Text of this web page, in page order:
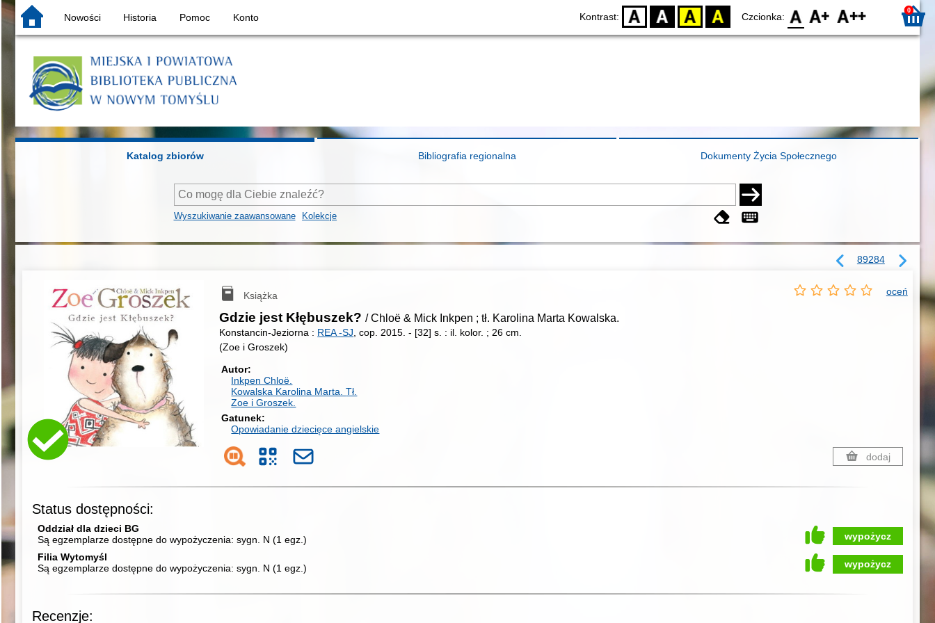
Nowości Historia Pomoc Konto Kontrast: D BW YB BY Czcionka: F0 F1 F2 0
Katalog zbiorów Bibliografia regionalna Dokumenty Życia Społecznego
Wyszukiwanie zaawansowane Kolekcje
89284
Książka oceń
Gdzie jest Kłębuszek?/ Chloë & Mick Inkpen ; tł. Karolina Marta Kowalska.
Konstancin-Jeziorna : REA -SJ , cop. 2015.- [32] s. : il. kolor. ; 26 cm.
(Zoe i Groszek)
Autor
Inkpen Chloë.
Kowalska Karolina Marta.Tł.
Zoe i Groszek.
Gatunek
Opowiadanie dziecięce angielskie
dodaj
Status dostępności:
Oddział dla dzieci BG
Są egzemplarze dostępne do wypożyczenia: sygn. N (1 egz.)
wypożycz
Filia Wytomyśl
Są egzemplarze dostępne do wypożyczenia: sygn. N (1 egz. ) wypożycz
Recenzje: